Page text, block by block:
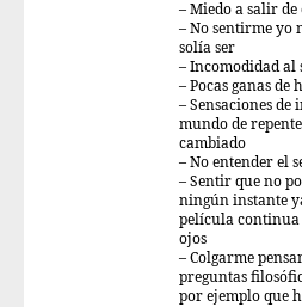
– Miedo a salir de
– No sentirme yo
solía ser
– Incomodidad al
– Pocas ganas de
– Sensaciones
mundo de
cambiado
– No entender el
– Sentir que no
ningún instante
película continua
ojos
– Colgarme
preguntas
por ejemplo que